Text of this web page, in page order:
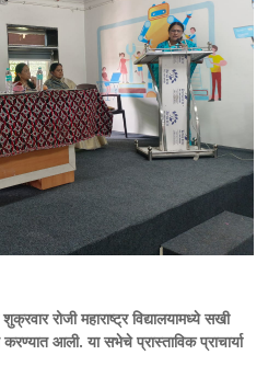
रोजी महाराष्ट्र विद्यालयामध्ये सखी
आली. या सभेचे प्रास्ताविक प्राचार्या